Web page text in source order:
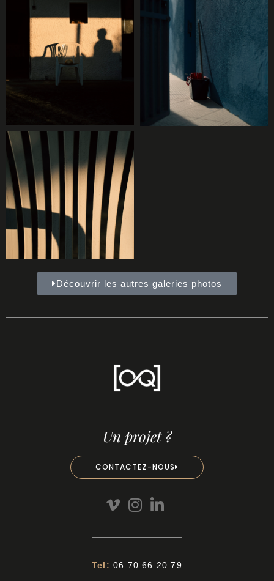
Découvrir les autres galeries photos
Un projet ?
CONTACTEZ-NOUS
Tel:06 70 66 20 79